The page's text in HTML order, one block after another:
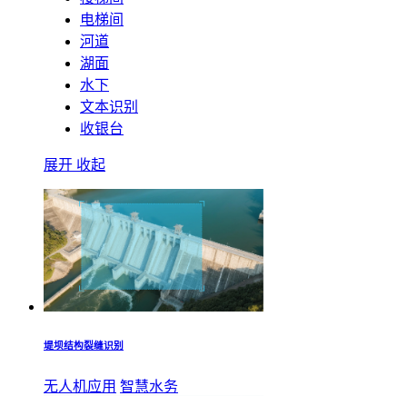
电梯间
河道
湖面
水下
文本识别
收银台
展开 收起
堤坝结构裂缝识别
无人机应用 智慧水务